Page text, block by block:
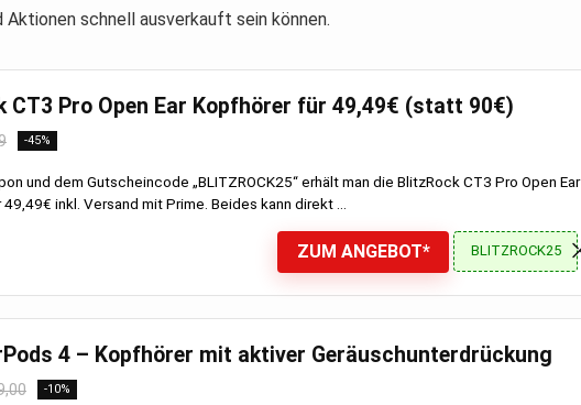
schnell ausverkauft sein können.
CT3 Pro Open Ear Kopfhörer für 49,49€ (statt 90€)
-45%
und dem Gutscheincode „BLITZROCK25“ erhält man die BlitzRock CT3 Pro Open Ear
inkl. Versand mit Prime. Beides kann direkt ...
ZUM ANGEBOT* BLITZROCK25
4 – Kopfhörer mit aktiver Geräuschunterdrückung
-10%